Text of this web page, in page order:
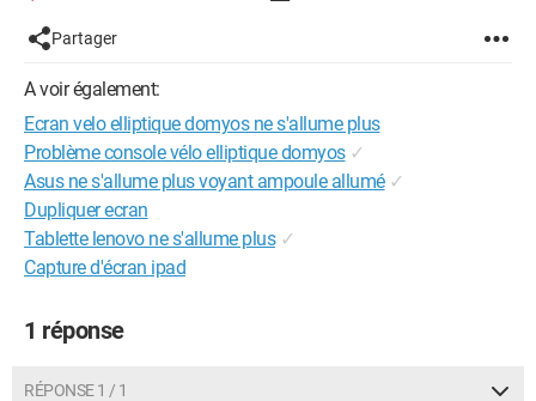
Partager
A voir également:
Ecran velo elliptique domyos ne s'allume plus
Problème console vélo elliptique domyos ✓
Asus ne s'allume plus voyant ampoule allumé ✓
Dupliquer ecran
Tablette lenovo ne s'allume plus ✓
Capture d'écran ipad
1 réponse
RÉPONSE 1 / 1